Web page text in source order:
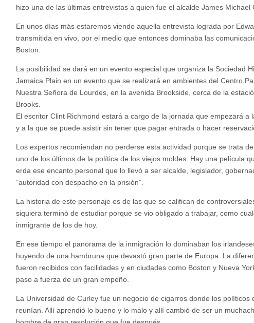
hizo una de las últimas entrevistas a quien fue el alcalde James Michael
En unos días más estaremos viendo aquella entrevista lograda por
transmitida en vivo, por el medio que entonces dominaba las
Boston.
La posibilidad se dará en un evento especial que organiza la Sociedad
Jamaica Plain en un evento que se realizará en ambientes del Centro
Nuestra Señora de Lourdes, en la avenida Brookside, cerca de la
Brooks.
El escritor Clint Richmond estará a cargo de la jornada que empezará a
y a la que se puede asistir sin tener que pagar entrada o hacer
Los expertos recomiendan no perderse esta actividad porque se trata
uno de los últimos de la política de los viejos moldes. Hay una película
erda ese encanto personal que lo llevó a ser alcalde, legislador,
“autoridad con despacho en la prisión”.
La historia de este personaje es de las que se califican de
siquiera terminó de estudiar porque se vio obligado a trabajar, como
inmigrante de los de hoy.
En ese tiempo el panorama de la inmigración lo dominaban los
huyendo de una hambruna que devastó gran parte de Europa. La
fueron recibidos con facilidades y en ciudades como Boston y Nueva
paso a fuerza de un gran empeño.
La Universidad de Curley fue un negocio de cigarros donde los políticos
reunían. Allí aprendió lo bueno y lo malo y allí cambió de ser un